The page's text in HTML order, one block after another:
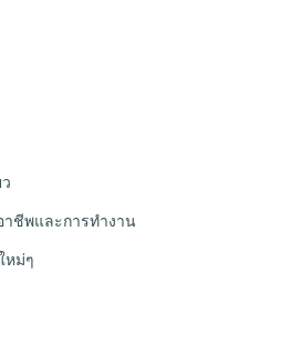
ชีพและการทำงาน
หม่ๆ